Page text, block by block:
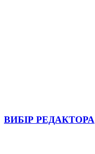
ВИБІР РЕДАКТОРА